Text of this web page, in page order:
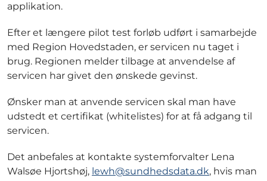
applikation.
Efter et længere pilot test forløb udført i samarbejde
med Region Hovedstaden, er servicen nu taget i
brug. Regionen melder tilbage at anvendelse af
servicen har givet den ønskede gevinst.
Ønsker man at anvende servicen skal man have
udstedt et certifikat (whitelistes) for at få adgang til
servicen.
Det anbefales at kontakte systemforvalter Lena
Walsøe Hjortshøj, lewh@sundhedsdata.dk, hvis man